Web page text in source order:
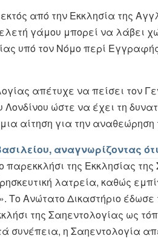
από την Εκκλησία της
γάμου μπορεί να λάβει
υπό τον Νόμο περί
απέτυχε να πείσει τον
ώστε να έχει τη
αίτηση για την
αναγνωρίζοντας
παρεκκλήσι της Εκκλησίας
λατρεία, καθώς
Ανώτατο Δικαστήριο έδωσε
της Σαηεντολογίας ως
συνέπεια, η Σαηεντολογία